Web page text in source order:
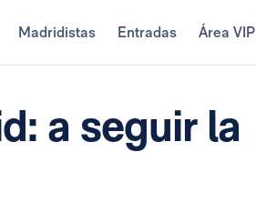
Madridistas Entradas Área VIP
a seguir la